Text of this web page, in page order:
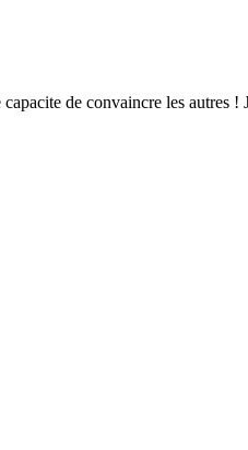
de convaincre les autres